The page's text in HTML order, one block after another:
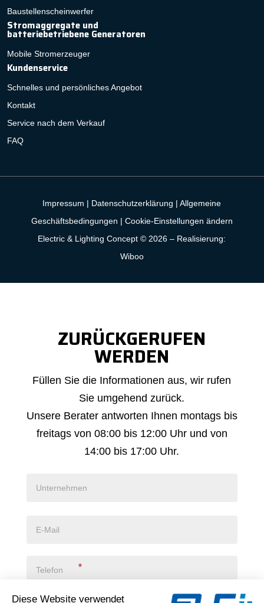
Baustellenscheinwerfer
Stromaggregate und
batteriebetriebene Generatoren
Mobile Stromerzeuger
Kundenservice
Schnelles und persönliches Angebot
Kontakt
Service nach dem Verkauf
FAQ
Impressum | Datenschutzerklärung |Allgemeine
Geschäftsbedingungen | Cookie-Einstellungen ändern
Electric & Lighting Concept © 2026 – Realisierung:
Wiboo
ZURÜCKGERUFEN
WERDEN
Bitte
Rückruf
Füllen Sie die Informationen aus, wir rufen
Sie umgehend zurück.
Unsere Berater antworten Ihnen montags bis
freitags von 08:00 bis 12:00 Uhr und von
14:00 bis 17:00 Uhr.
*
Ich erkläre, dass ich die Datenschutzrichtlinie zur